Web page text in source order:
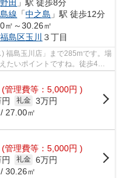
野田 」駅 徒歩8分
線 「中之島 」駅 徒歩12分
㎡～30.26㎡
島区玉川 ３丁目
福島玉川店」まで285mです。場
たいポイントですね。徒歩4分
(管理費等：5,000円 )
礼金 3万円
27.00㎡
(管理費等：5,000円 )
礼金 6万円
30.26㎡